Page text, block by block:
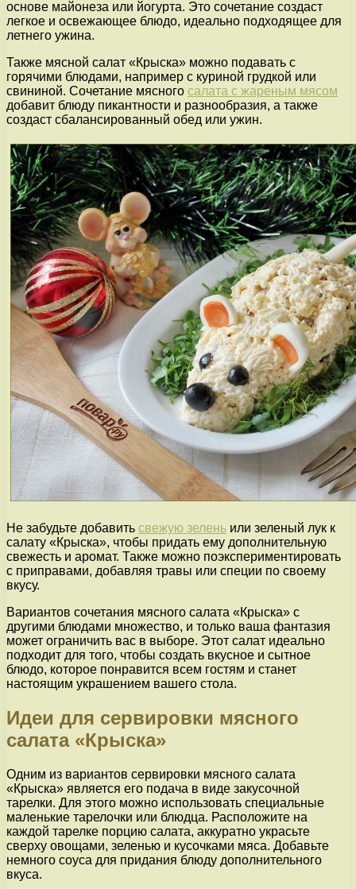
основе майонеза или йогурта. Это сочетание создаст
легкое и освежающее блюдо, идеально подходящее для
летнего ужина.
Также мясной салат «Крыска» можно подавать с
горячими блюдами, например с куриной грудкой или
свининой. Сочетание мясного салата с жареным мясом
добавит блюду пикантности и разнообразия, а также
создаст сбалансированный обед или ужин.
Не забудьте добавить свежую зелень или зеленый лук к
салату «Крыска», чтобы придать ему дополнительную
свежесть и аромат. Также можно поэкспериментировать
с приправами, добавляя травы или специи по своему
вкусу.
Вариантов сочетания мясного салата «Крыска» с
другими блюдами множество, и только ваша фантазия
может ограничить вас в выборе. Этот салат идеально
подходит для того, чтобы создать вкусное и сытное
блюдо, которое понравится всем гостям и станет
настоящим украшением вашего стола.
Идеи для сервировки мясного
салата «Крыска»
Одним из вариантов сервировки мясного салата
«Крыска» является его подача в виде закусочной
тарелки. Для этого можно использовать специальные
маленькие тарелочки или блюдца. Расположите на
каждой тарелке порцию салата, аккуратно украсьте
сверху овощами, зеленью и кусочками мяса. Добавьте
немного соуса для придания блюду дополнительного
вкуса.